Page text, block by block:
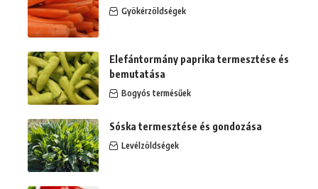
Gyökérzöldségek
Elefántormány paprika termesztése és
bemutatása
Bogyós termésűek
Sóska termesztése és gondozása
Levélzöldségek